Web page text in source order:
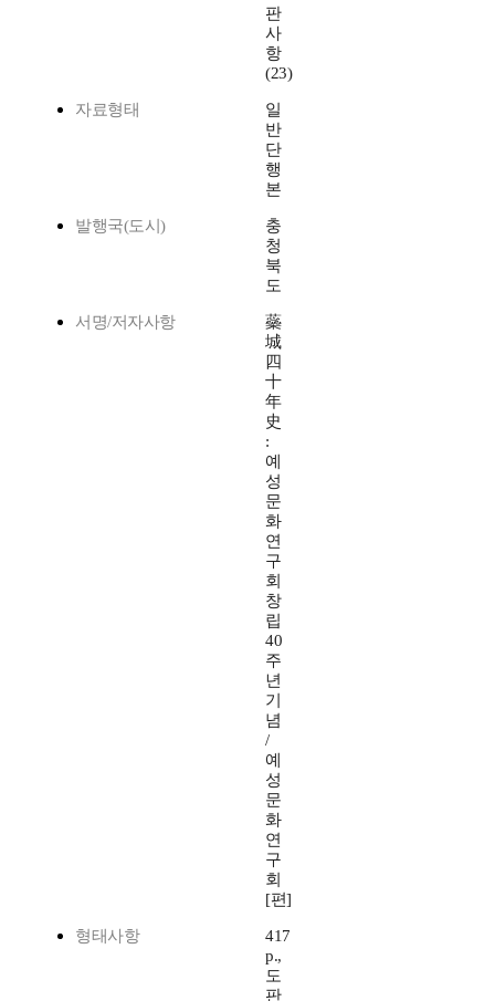
판
사
항
(23)
자료형태
일
반
단
행
본
발행국(도시)
충
청
북
도
서명/저자사항
蘂
城
四
十
年
史
:
예
성
문
화
연
구
회
창
립
40
주
년
기
념
/
예
성
문
화
연
구
회
[편]
형태사항
417
p.,
도
판